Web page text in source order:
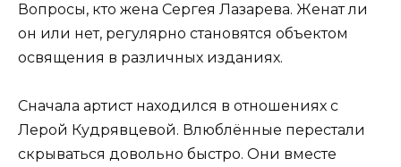
Вопросы, кто жена Сергея Лазарева. Женат ли
он или нет, регулярно становятся объектом
освящения в различных изданиях.
Сначала артист находился в отношениях с
Лерой Кудрявцевой. Влюблённые перестали
скрываться довольно быстро. Они вместе